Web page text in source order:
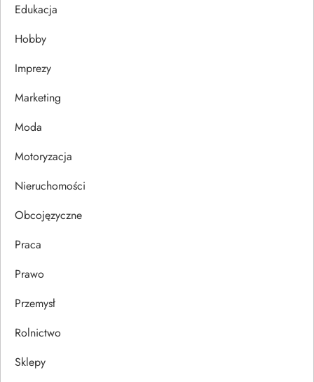
a
w
p
s
u
Edukacja
Hobby
Imprezy
Marketing
Moda
Motoryzacja
Nieruchomości
Obcojęzyczne
Praca
Prawo
Przemysł
Rolnictwo
Sklepy